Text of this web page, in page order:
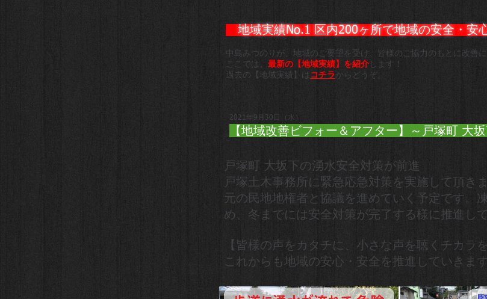
地域実績No.1 区内200ヶ所で地域の安全・安
中島みつのりが、地域のご要望を受け、皆様のご協力のもとに 改善
ここでは、 最新の【地域実績】を紹介します！
過去の【地域実績】は コチラからどうぞ。
2021年9月30日（水）
【地域改善ビフォー＆アフター】～戸塚町 大坂
戸塚町 大坂下の湧水安全対策が前進
戸塚土木事務所に緊急応急対策を実施して頂き
元の民地地権者と協議を進めていく予定です。
め、冬までには安全対策が完了する様に推進し
【皆様の声をカタチに、小さな声を聴くチカラ
これからも地域の安心・安全を推進していきます